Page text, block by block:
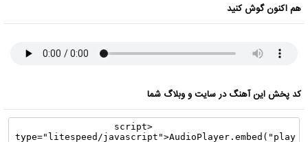
هم اکنون گوش کنید
کد پخش این آهنگ در سایت و وبلاگ شما